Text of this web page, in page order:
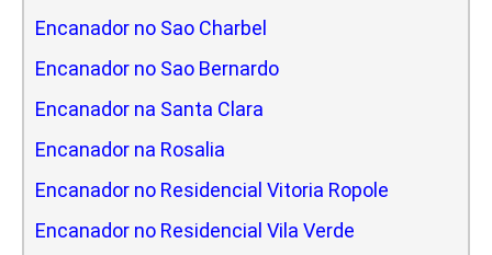
Encanador no Sao Charbel
Encanador no Sao Bernardo
Encanador na Santa Clara
Encanador na Rosalia
Encanador no Residencial Vitoria Ropole
Encanador no Residencial Vila Verde